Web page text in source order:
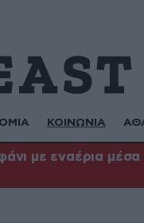
ΚΟΙΝΩΝΙΑ
με εναέρια μέσα